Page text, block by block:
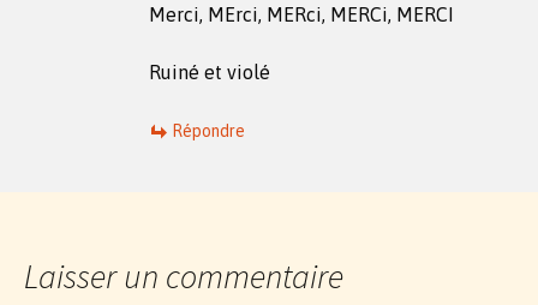
Merci, MErci, MERci, MERCi, MERCI
Ruiné et violé
Répondre
Laisser un commentaire